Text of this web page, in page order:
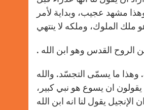
مشهد عجيب، وبداية لأمر
ملك الملوك، وملكه لا ينتهي
وهذا ما يسمّى التجسّد. والله
ان يسوع هو نبي كبير،